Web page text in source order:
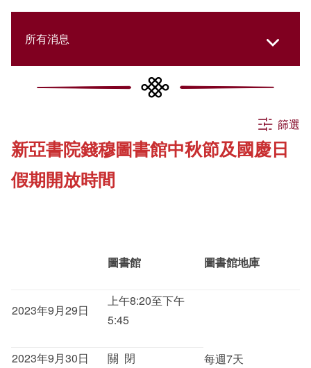
所有消息
所有消息
活動
其他
篩選
新亞書院錢穆圖書館中秋節及國慶日
假期開放時間
圖書館 圖書館地庫
2023年9月29日
上午8:20至下午
5:45
每週7天
2023年9月30日 關 閉